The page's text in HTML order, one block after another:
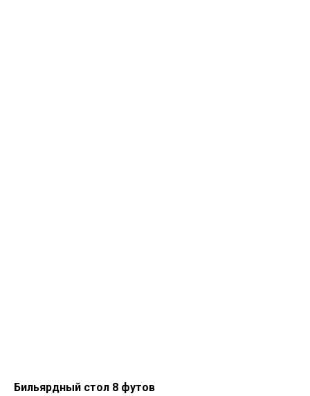
Бильярдный стол 8 футов